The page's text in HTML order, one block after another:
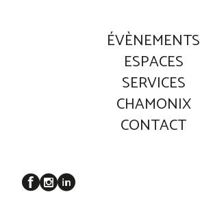
ÉVÈNEMENTS
ESPACES
SERVICES
CHAMONIX
CONTACT